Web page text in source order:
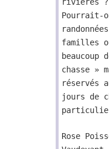
Pourrait-
familles
beaucoup
chasse »
réservés
jours de
Rose